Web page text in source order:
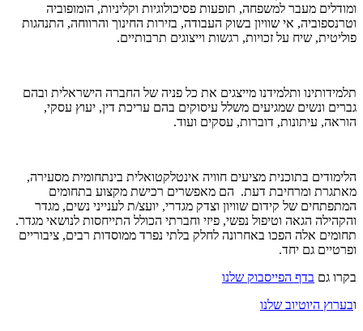
ומודלים מעבר למשפחה, תופעות פסיכולוגיות וקליניות, הומופוביה
וטרנספוביה, אי שוויון בשוק העבודה, בזירות החינוך והרווחה, התנהגות
פוליטית, שיח על זכויות, רגשות וייצוגים תרבותיים.
תלמידותינו ותלמידנו מייצגים את כל פניה של החברה הישראלית ובהם
גברים ונשים שמגיעים משלל עיסוקים בהם עריכת דין, יעוץ עסקי,
הוראה, עיתונות, דוברות, עסקים ועוד.
הלימודים בתוכנית מציעים חוויה אינטלקטואלית בינתחומית מסעירה,
מאתגרת ומרחיבת דעת. הם מאפשרים רכישת מקצוע בתחומים
המתפתחים של קידום שוויון וצדק מגדרי, יועצ/ת לענייני נשים, מגדר
והקהילה הגאה וטיפול נפשי, פיזי וחברתי הכולל התייחסות לנושאי מגדר.
תחומים אלה הפכו באחרונה לחלק בלתי נפרד ממוסדות רבים, ציבוריים
ופרטיים גם יחד.
בקרו גם בדף הפייסבוק שלנו
ובערוץ היוטיוב שלנו